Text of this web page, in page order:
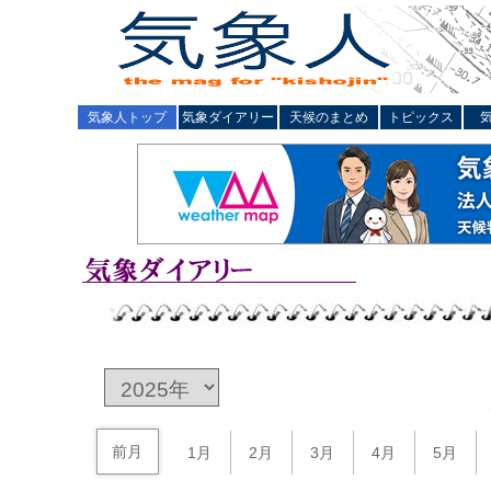
気象人トップ 気象ダイアリー 天候のまとめ トピックス
前月 1月 2月 3月 4月 5月